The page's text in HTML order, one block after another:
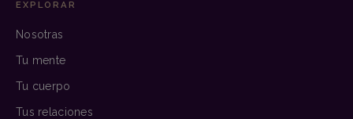
EXPLORAR
Nosotras
Tu mente
Tu cuerpo
Tus relaciones